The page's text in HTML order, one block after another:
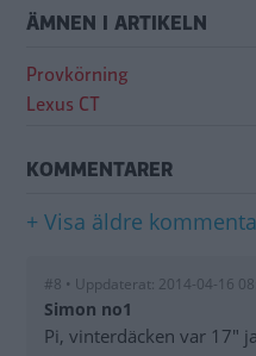
ÄMNEN I ARTIKELN
Provkörning
Lexus CT
KOMMENTARER
+ Visa äldre
#8 • Uppdaterat: 2014-04-16
Simon no1
Pi, vinterdäcken var 17"